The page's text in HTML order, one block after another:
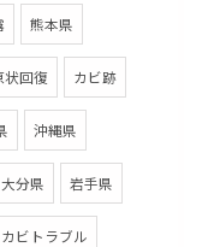
熊本県
状回復 カビ跡
沖縄県
大分県 岩手県
カビトラブル